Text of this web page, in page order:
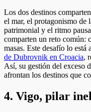
Los dos destinos
el mar, el protagonismo de
patrimonial y el ritmo
comparten un reto común:
masas. Este desafío lo
de Dubrovnik en Croacia,
Así, su gestión del exceso
afrontan los destinos que
4. Vigo, pilar